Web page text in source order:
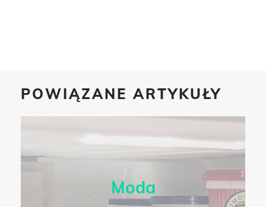
POWIĄZANE ARTYKUŁY
Moda